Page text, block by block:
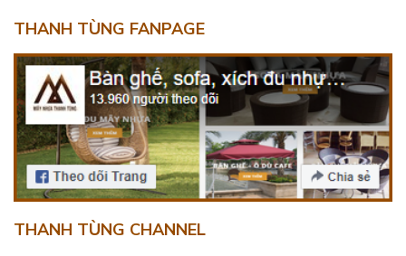
THANH TÙNG FANPAGE
THANH TÙNG CHANNEL